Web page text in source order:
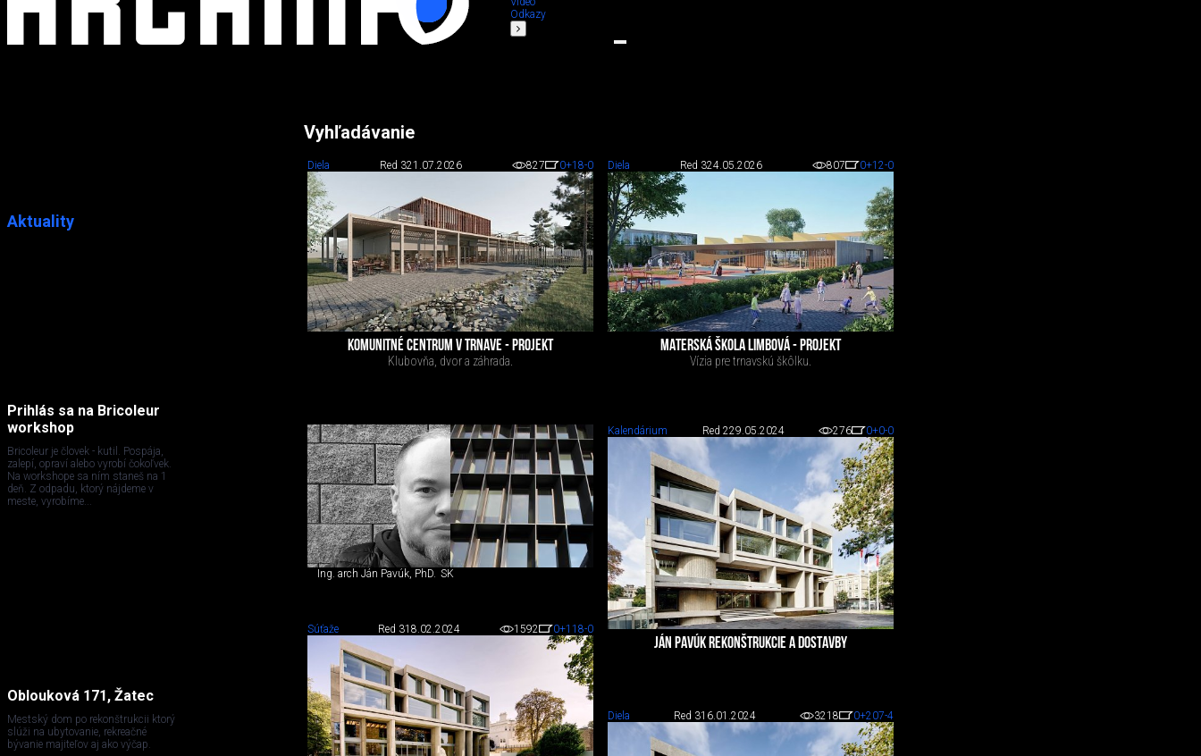
Odkazy
Aktuality
Prihlás sa na Bricoleur
workshop
Bricoleur je človek - kutil. Pospája,
zalepí, opraví alebo vyrobí čokoľvek.
Na workshope sa ním staneš na 1
deň. Z odpadu, ktorý nájdeme v
meste, vyrobíme...
Oblouková 171, Žatec
Mestský dom po rekonštrukcii ktorý
slúži na ubytovanie, rekreačné
bývanie majiteľov aj ako výčap.
Vyhľadávanie
Diela Red 321.07.2026 827 0+18-0
KOMUNITNÉ CENTRUM V TRNAVE - PROJEKT
Klubovňa, dvor a záhrada.
Diela Red 324.05.2026 807 0+12-0
MATERSKÁ ŠKOLA LIMBOVÁ - PROJEKT
Vízia pre trnavskú škôlku.
Ing. arch Ján Pavúk, PhD. SK
Kalendárium Red 229.05.2024 276 0+0-0
JÁN PAVÚK REKONŠTRUKCIE A DOSTAVBY
Súťaže Red 318.02.2024 1592 0+118-0
Diela Red 316.01.2024 3218 0+207-4